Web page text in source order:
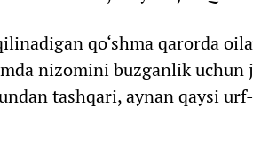
qo‘shma qarorda
nizomini buzganlik
tashqari, aynan qaysi